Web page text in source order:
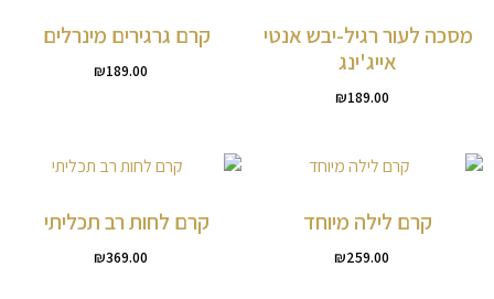
מסכה לעור רגיל-יבש אנטי
אייג'ינג
₪189.00
קרם גרגירים מינרלים
₪189.00
קרם לילה מיוחד
₪259.00
קרם לחות רב תכליתי
₪369.00